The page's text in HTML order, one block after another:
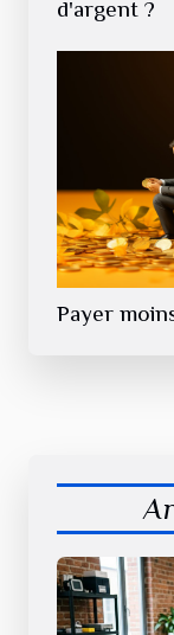
d'argent ?
Payer